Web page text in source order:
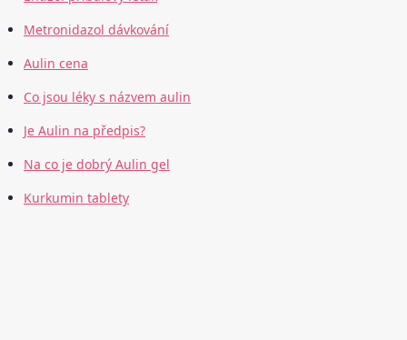
Metronidazol dávkování
Aulin cena
Co jsou léky s názvem aulin
Je Aulin na předpis?
Na co je dobrý Aulin gel
Kurkumin tablety